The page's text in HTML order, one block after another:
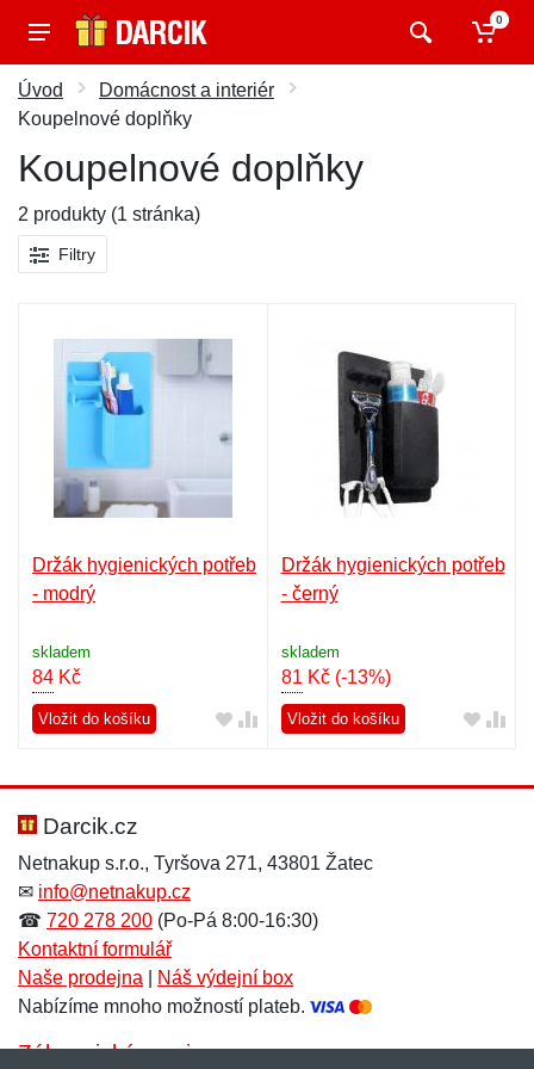
0
Úvod
Domácnost a interiér
Koupelnové doplňky
Koupelnové doplňky
2 produkty (1 stránka)
Filtry
Držák hygienických potřeb
- modrý
skladem
84 Kč
Vložit do košíku
Držák hygienických potřeb
- černý
skladem
81 Kč (-13%)
Vložit do košíku
Darcik.cz
Netnakup s.r.o., Tyršova 271, 43801 Žatec
✉ info@netnakup.cz
☎ 720 278 200 (Po-Pá 8:00-16:30)
Kontaktní formulář
Naše prodejna
Náš výdejní box
Nabízíme mnoho možností plateb.
Zákaznický servis